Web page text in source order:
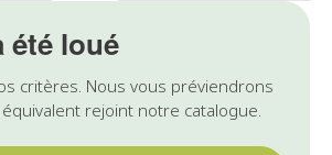
été loué
critères. Nous vous préviendrons
rejoint notre catalogue.